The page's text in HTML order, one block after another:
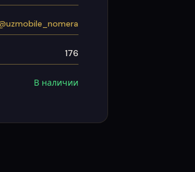
176
В наличии